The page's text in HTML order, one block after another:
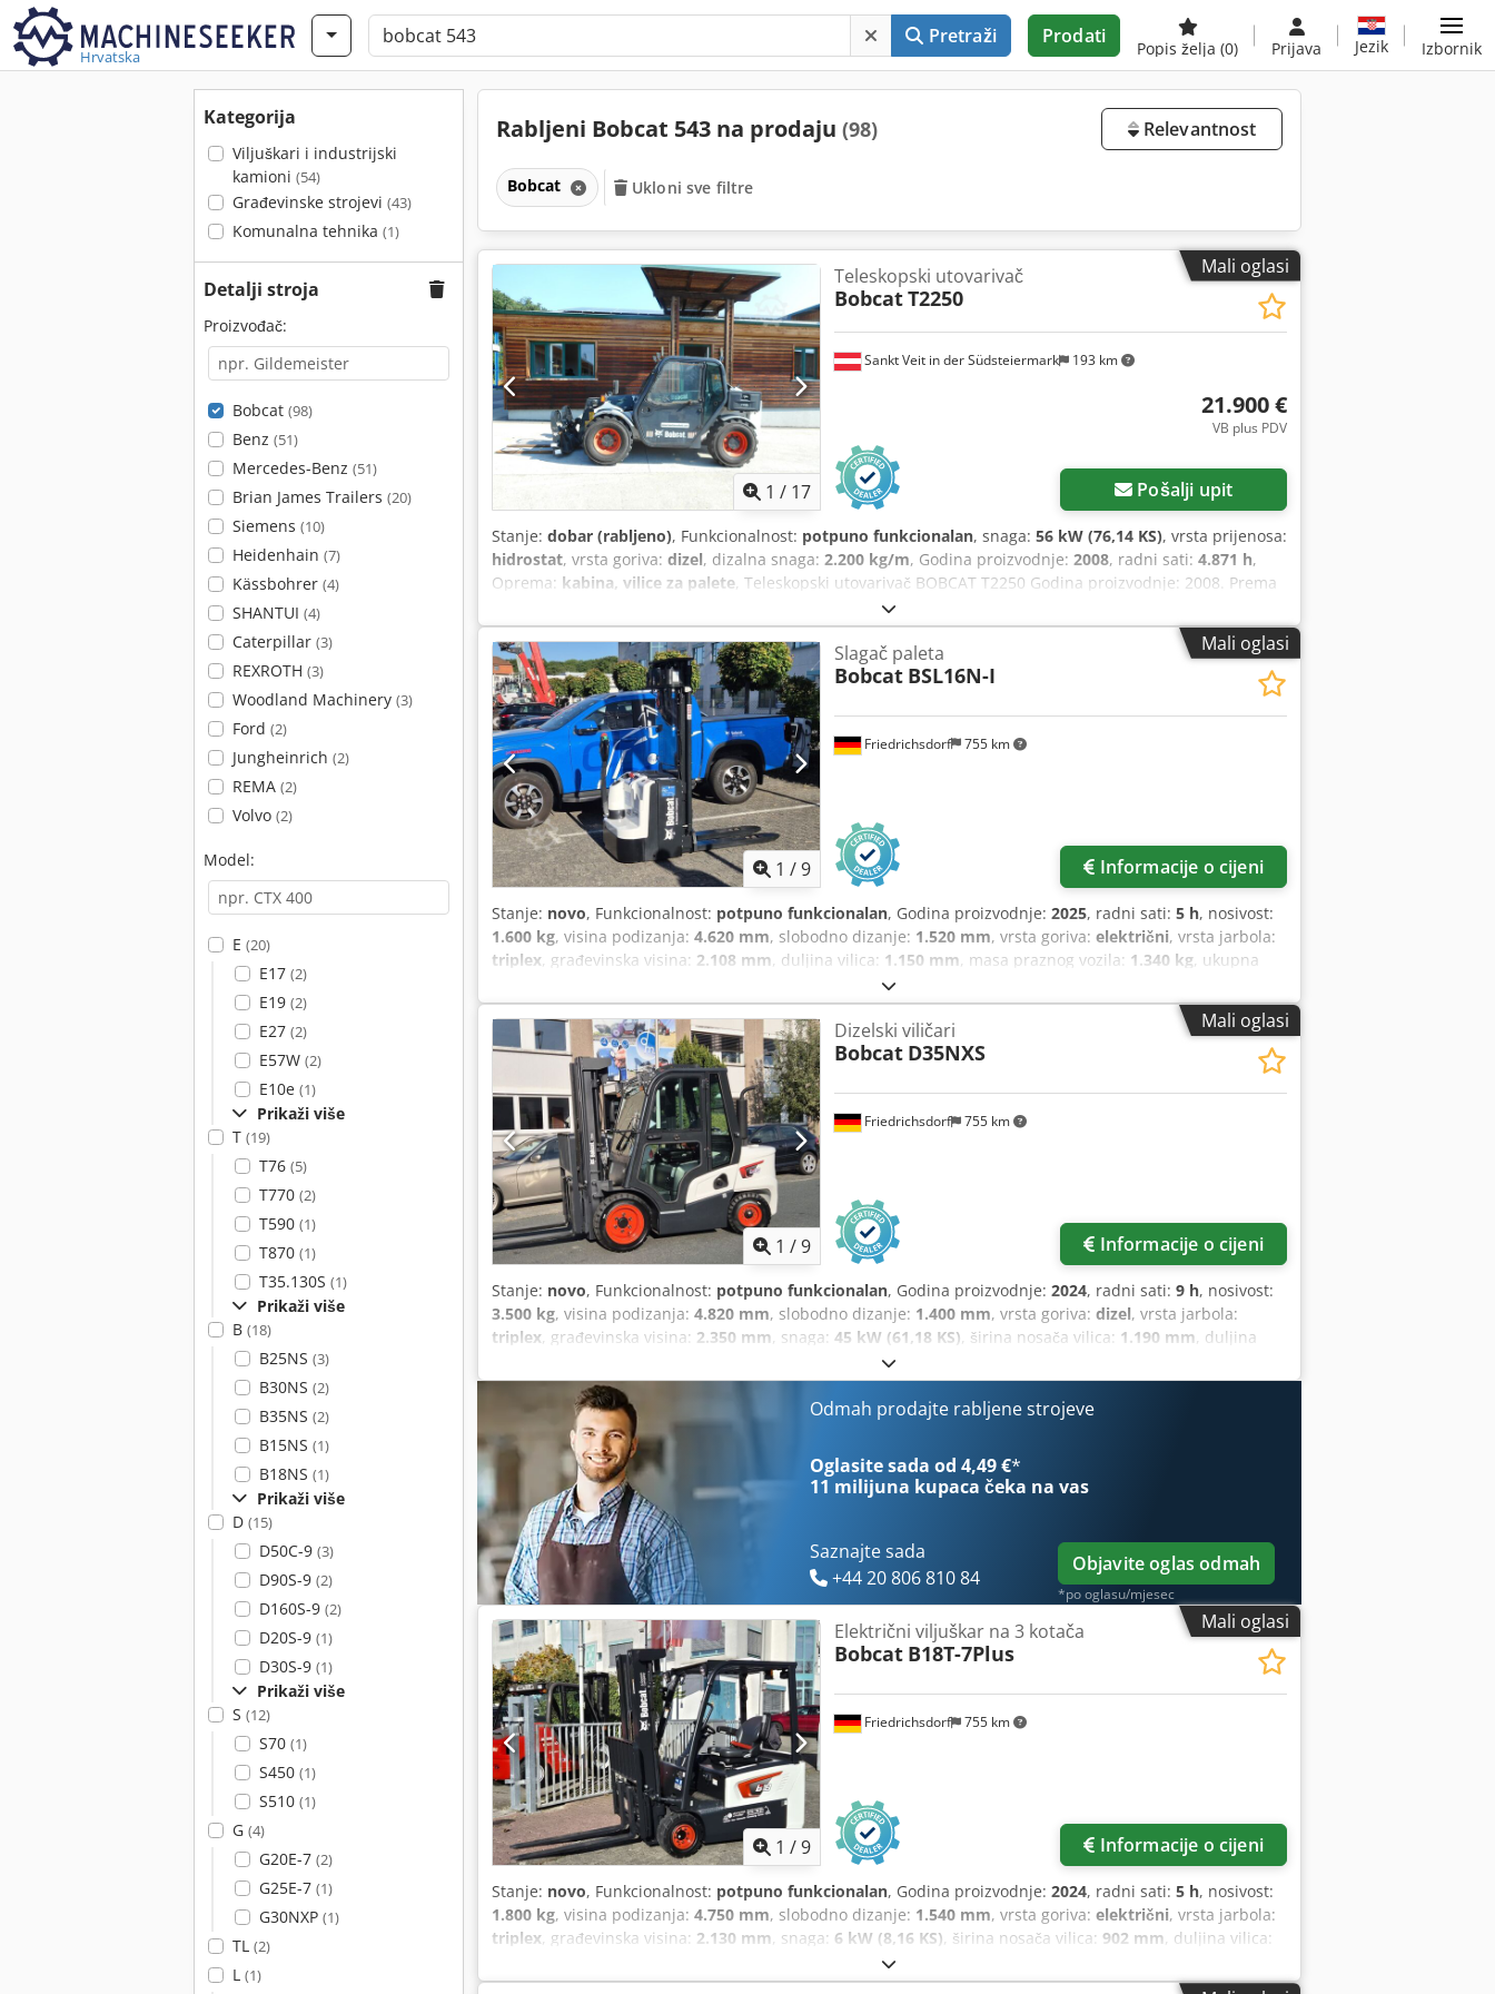
Hrvatska
Pretraži Prodati
Popis želja (0) Prijava Jezik Izbornik
Kategorija
Viljuškari i industrijski
kamioni (54)
Građevinske strojevi (43)
Komunalna tehnika (1)
Detalji stroja
Proizvođač:
Bobcat (98)
Benz (51)
Mercedes-Benz (51)
Brian James Trailers (20)
Siemens (10)
Heidenhain (7)
Kässbohrer (4)
SHANTUI (4)
Caterpillar (3)
REXROTH (3)
Woodland Machinery (3)
Ford (2)
Jungheinrich (2)
REMA (2)
Volvo (2)
Model:
E (20)
E17 (2)
E19 (2)
E27 (2)
E57W (2)
E10e (1)
Prikaži više
T (19)
T76 (5)
T770 (2)
T590 (1)
T870 (1)
T35.130S (1)
Prikaži više
B (18)
B25NS (3)
B30NS (2)
B35NS (2)
B15NS (1)
B18NS (1)
Prikaži više
D (15)
D50C-9 (3)
D90S-9 (2)
D160S-9 (2)
D20S-9 (1)
D30S-9 (1)
Prikaži više
S (12)
S70 (1)
S450 (1)
S510 (1)
G (4)
G20E-7 (2)
G25E-7 (1)
G30NXP (1)
TL (2)
L (1)
Rabljeni Bobcat 543 na prodaju (98) Relevantnost
Bobcat Ukloni sve filtre
Mali oglasi
1 / 17
Sankt Veit in der Südsteiermark 193 km
Teleskopski utovarivač
BobcatT2250
21.900 €
VB plus PDV
Pošalji upit
Stanje: dobar (rabljeno), Funkcionalnost: potpuno funkcionalan, snaga: 56 kW (76,14 KS), vrsta prijenosa:
hidrostat, vrsta goriva: dizel, dizalna snaga: 2.200 kg/m, Godina proizvodnje: 2008, radni sati: 4.871 h,
Oprema: kabina, vilice za palete, Teleskopski utovarivač BOBCAT T2250 Godina proizvodnje: 2008. Prema
brojaču: 4.871 radni sat Nosivost: 2,2 tone Visina podizanja: 5 metara Snaga: 56 kW 2 stupnja hidrostatike
Visina: samo 198 cm Širina: samo 190 cm - uključujući vilicu Djdszr En Ijpfx Agkjck - mehanički brzi sustav
za izmjenu priključaka - dodatni krug do nosača vilice - pogon na sva četiri kotača - 3 načina upravljanja -
upravljanje pomoću džojstika - kamera za vožnju unatrag - kabina s grijanjem - sustav osvjetljenja sa
žmigavcima - odmah spreman za upotrebu - dobra guma - uključujući odobrenje za cestovnu upotrebu
(Nizozemska) Prodajna cijena: 21.900,00 € (neto) Moguća je i povoljna dostava! Uz doplatu, moguće i s
novom lopatom ili novom radnom košarom!
Mali oglasi
1 /9
Friedrichsdorf 755 km
Slagač paleta
Bobcat BSL16N-I
Informacije o cijeni
Stanje: novo, Funkcionalnost: potpuno funkcionalan, Godina proizvodnje: 2025, radni sati: 5 h, nosivost:
1.600 kg, visina podizanja: 4.620 mm, slobodno dizanje: 1.520 mm, vrsta goriva: električni, vrsta jarbola:
triplex, građevinska visina: 2.108 mm, duljina vilica: 1.150 mm, masa praznog vozila: 1.340 kg, ukupna
, širina konstrukcije:
Širina vilice: 560 mm Vrsta jarbola: Trostruki Stanje: Novo Tehničko stanje: Novo Vrsta prednjih guma:
poliuretan Dcjdpfxowi Acge Agkok Stanje prednjih guma: 80 - 100% Vrsta stražnjih guma: poliuretan
Stanje stražnjih guma: 80 - 100% Napon baterije: 24V Kapacitet baterije: 150 Ah Vrsta baterije: litij-ionska
Godina proizvodnje baterije: 2025 Status baterije: 80 - 100% Početni hod, puni slobodni hod, CE certifikat,
Litij-ionska baterija bez održavanja,
Mali oglasi
1 /9
Friedrichsdorf 755 km
Dizelski viličari
Bobcat D35NXS
Informacije o cijeni
Stanje: novo, Funkcionalnost: potpuno funkcionalan, Godina proizvodnje: 2024, radni sati: 9 h, nosivost:
3.500 kg, visina podizanja: 4.820 mm, slobodno dizanje: 1.400 mm, vrsta goriva: dizel, vrsta jarbola:
triplex, građevinska visina: 2.350 mm, snaga: 45 kW (61,18 KS), širina nosača vilica: 1.190 mm, duljina
, ukupna duljina:
konstrukcije:1.290 mm, Dizelski viličar Težišna točka tereta: 500 ISO klasa: ISO klasa 3 = 2.500 - 4.999 kg
Tip jarbola: Triplex Mjenjač: pretvarač momenta Klasa brzine: 20 Stanje: novo vozilo Tehničko stanje: novo
Prednje gume tip: superelastične Prednje gume veličina: 28-9 x15 Prednje gume stanje: 80 - 100% Stražnje
gume tip: superelastične Stražnje gume veličina: 6.50x10 Stražnje gume stanje: 80 - 100% Bočni pomak, 3.
ventil, 4. ventil, radna svjetla stražnja, radna svjetla prednja, rešetka za zaštitu tereta, potpuno zatvorena
kabina, puni slobodni hod, CE certifikat, unutarnje ogledalo, vanjsko ogledalo, rotirajuće svjetlo, brisač,
Dcodpoy U R Dcjfx Agksk
Odmah prodajte rabljene strojeve
Oglasite sada od 4,49 €*
11 milijuna kupaca čeka na vas
Saznajte sada
+44 20 806 810 84
Objavite oglas odmah
*po oglasu/mjesec
Mali oglasi
1 /9
Friedrichsdorf 755 km
Električni viljuškar na 3 kotača
Bobcat B18T-7Plus
Informacije o cijeni
Stanje: novo, Funkcionalnost: potpuno funkcionalan, Godina proizvodnje: 2024, radni sati: 5 h, nosivost:
1.800 kg, visina podizanja: 4.750 mm, slobodno dizanje: 1.540 mm, vrsta goriva: električni, vrsta jarbola:
triplex, građevinska visina: 2.130 mm, snaga: 6 kW (8,16 KS), širina nosača vilica: 902 mm, duljina vilica:
, ukupna duljina:
konstrukcije:1.090 mm, Električni viličar na 3 kotača Centar opterećenja: 500 Širina vilice: 100 mm